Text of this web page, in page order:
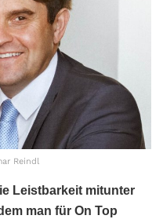
Reindl
Leistbarkeit mitunter
man für On Top